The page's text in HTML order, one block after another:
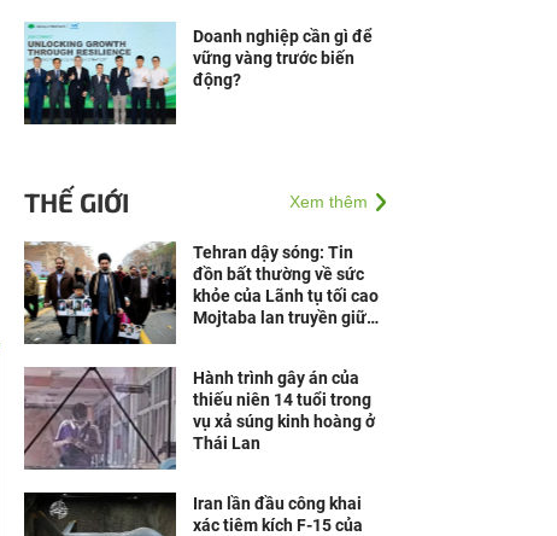
Doanh nghiệp cần gì để
vững vàng trước biến
động?
THẾ GIỚI Xem thêm
Tehran dậy sóng: Tin
đồn bất thường về sức
khỏe của Lãnh tụ tối cao
Mojtaba lan truyền giữa
Hành trình gây án của
thiếu niên 14 tuổi trong
vụ xả súng kinh hoàng ở
Thái Lan
Iran lần đầu công khai
xác tiêm kích F-15 của